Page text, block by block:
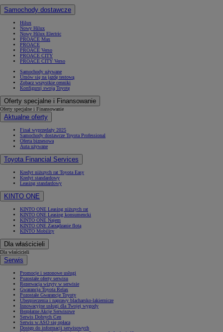
Od105 300 zł
Corolla Hatchback
HYBRID
Samochody dostawcze
Hilux
Nowy Hilux
Nowy Hilux Electric
PROACE Max
PROACE
PROACE Verso
PROACE CITY
PROACE CITY Verso
Samochody używane
Umów się na jazdę testową
Zobacz wszystkie cenniki
Konfiguruj swoją Toyotę
Oferty specjalne i Finansowanie
Oferty specjalne i Finansowanie
Aktualne oferty
Finał wyprzedaży 2025
Samochody dostawcze Toyota Professional
Oferta biznesowa
Auta używane
Toyota Financial Services
Kredyt niższych rat Toyota Easy
Kredyt standardowy
Leasing standardowy
KINTO ONE
KINTO ONE Leasing niższych rat
KINTO ONE Leasing konsumencki
KINTO ONE Najem
KINTO ONE Zarządzanie flotą
KINTO Mobility
Dla właścicieli
Dla właścicieli
Serwis
Promocje i sezonowe usługi
Pozostałe oferty serwisu
Rezerwacja wizyty w serwisie
Gwarancja Toyota Relax
Pozostałe Gwarancje Toyoty
Ubezpieczenia i naprawy blacharsko-lakiernicze
Innowacyjne usługi dla Twojej wygody
Bezpłatne Akcje Serwisowe
Serwis Dobrych Cen
Serwis w ASO się opłaca
Dostęp do informacji serwisowych